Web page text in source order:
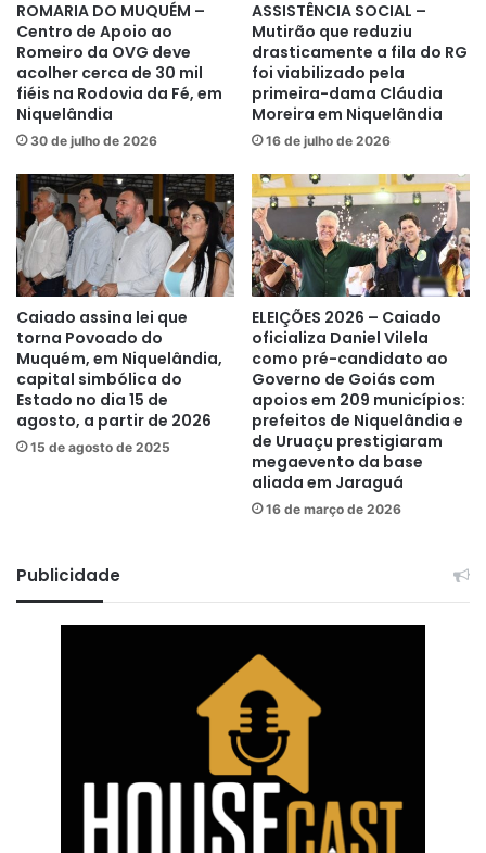
ROMARIA DO MUQUÉM –
Centro de Apoio ao
Romeiro da OVG deve
acolher cerca de 30 mil
fiéis na Rodovia da Fé, em
Niquelândia
30 de julho de 2026
ASSISTÊNCIA SOCIAL –
Mutirão que reduziu
drasticamente a fila do RG
foi viabilizado pela
primeira-dama Cláudia
Moreira em Niquelândia
16 de julho de 2026
Caiado assina lei que
torna Povoado do
Muquém, em Niquelândia,
capital simbólica do
Estado no dia 15 de
agosto, a partir de 2026
15 de agosto de 2025
ELEIÇÕES 2026 – Caiado
oficializa Daniel Vilela
como pré-candidato ao
Governo de Goiás com
apoios em 209 municípios:
prefeitos de Niquelândia e
de Uruaçu prestigiaram
megaevento da base
aliada em Jaraguá
16 de março de 2026
Publicidade